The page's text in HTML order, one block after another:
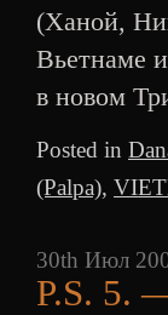
(Ханой,
Вьетнаме
в новом
Posted in
(Palpa),
30th Июл
P.S. 5.